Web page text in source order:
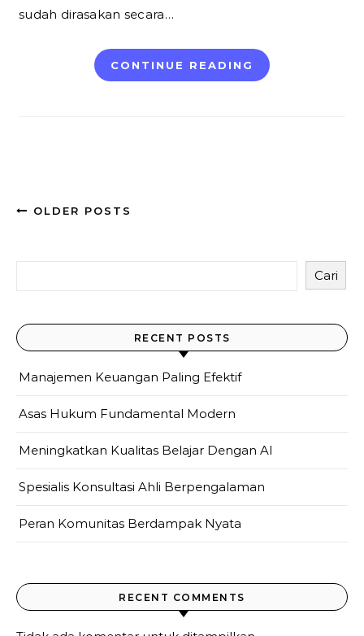
sudah dirasakan secara…
CONTINUE READING
OLDER POSTS
Cari
RECENT POSTS
Manajemen Keuangan Paling Efektif
Asas Hukum Fundamental Modern
Meningkatkan Kualitas Belajar Dengan AI
Spesialis Konsultasi Ahli Berpengalaman
Peran Komunitas Berdampak Nyata
RECENT COMMENTS